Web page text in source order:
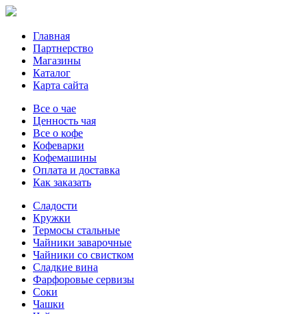
Главная
Партнерство
Магазины
Каталог
Карта сайта
Все о чае
Ценность чая
Все о кофе
Кофеварки
Кофемашины
Оплата и доставка
Как заказать
Сладости
Кружки
Термосы стальные
Чайники заварочные
Чайники со свистком
Сладкие вина
Фарфоровые сервизы
Соки
Чашки